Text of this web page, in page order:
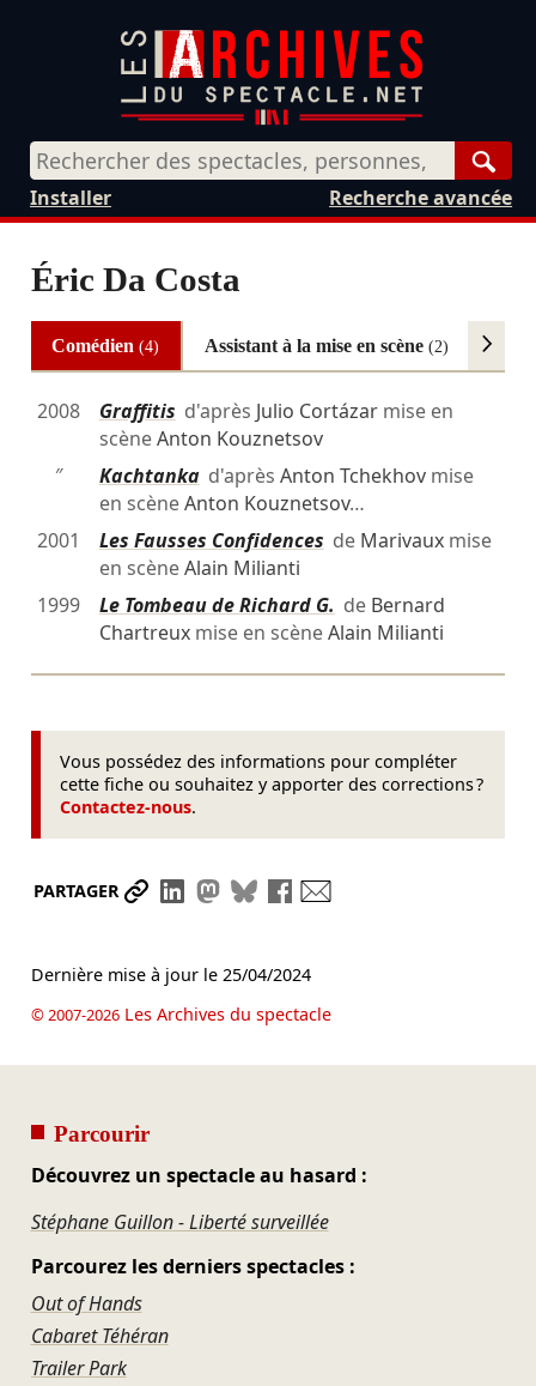
Recherche avancée
Installer
Éric Da Costa
Comédien(4) Assistant à la mise en scène (2)
2008 Graffitis d'après Julio Cortázarmise en
scèneAnton Kouznetsov
″
Kachtankad'après Anton Tchekhovmise
en scèneAnton Kouznetsov…
2001
Les Fausses Confidences de Marivauxmise
en scèneAlain Milianti
1999
Le Tombeau de Richard G. de Bernard
Chartreuxmise en scèneAlain Milianti
Vous possédez des informations pour compléter
cette fiche ou souhaitez y apporter des corrections ?
Contactez-nous.
PARTAGER Partager le lien
Partager sur LinkedIn
Partager sur Mastodon
Partager sur Bluesky
Partager sur Facebook
Dernière mise à jour le 25/04/2024
© 2007-2026Les Archives du spectacle
Parcourir
Découvrez un spectacle au hasard :
Stéphane Guillon - Liberté surveillée
Parcourez les derniers spectacles :
Out of Hands
Cabaret Téhéran
Trailer Park